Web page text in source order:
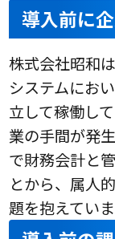
導入前に
株式会社昭和
システムにお
立して稼働し
業の手間が発
で財務会計と
とから、属人
題を抱えていま